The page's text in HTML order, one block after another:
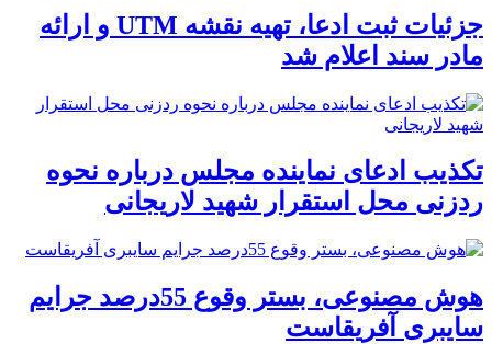
جزئیات ثبت ادعا، تهیه نقشه UTM و ارائه
مادر سند اعلام شد
تکذیب ادعای نماینده مجلس درباره نحوه
ردزنی محل استقرار شهید لاریجانی
هوش مصنوعی، بستر وقوع 55درصد جرایم
سایبری آفریقاست